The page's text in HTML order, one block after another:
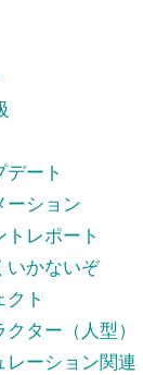
ート
ーション
レポート
いかないぞ
ト
ター（人型）
ーション関連